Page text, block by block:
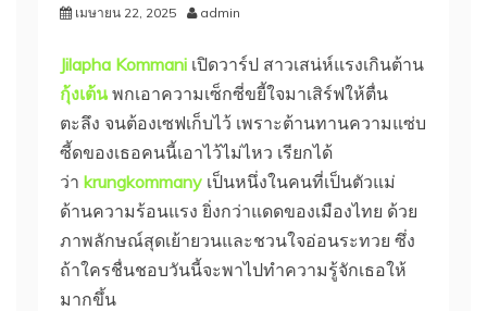
เมษายน 22, 2025 admin
Jilapha Kommani เปิดวาร์ป สาวเสน่ห์แรงเกินต้าน
กุ้งเต้น พกเอาความเซ็กซี่ขยี้ใจมาเสิร์ฟให้ตื่น
ตะลึง จนต้องเซฟเก็บไว้ เพราะต้านทานความแซ่บ
ซี้ดของเธอคนนี้เอาไว้ไม่ไหว เรียกได้
ว่า krungkommany เป็นหนึ่งในคนที่เป็นตัวแม่
ด้านความร้อนแรง ยิ่งกว่าแดดของเมืองไทย ด้วย
ภาพลักษณ์สุดเย้ายวนและชวนใจอ่อนระทวย ซึ่ง
ถ้าใครชื่นชอบวันนี้จะพาไปทำความรู้จักเธอให้
มากขึ้น